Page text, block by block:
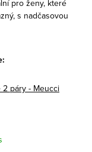
pro ženy, které
s nadčasovou
páry - Meucci